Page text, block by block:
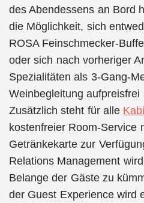
des Abendessens an Bord
die Möglichkeit, sich
ROSA Feinschmecker-
oder sich nach vorheriger
Spezialitäten als 3-Gang-
Weinbegleitung
Zusätzlich steht für alle
kostenfreier Room-Service
Getränkekarte zur
Relations Management
Belange der Gäste zu
der Guest Experience wird